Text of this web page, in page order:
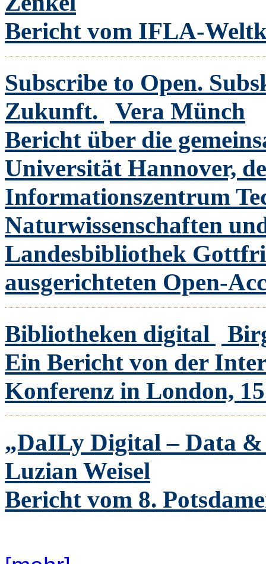
Bericht vom IFLA-
Subscribe to Open.
Zukunft.
Vera Münch
Bericht über die
Universität Hannover,
Informationszentrum
Naturwissenschaften
Landesbibliothek
ausgerichteten Open-
Bibliotheken digital
Ein Bericht von der
Konferenz in London,
„DaILy Digital – Data
Luzian Weisel
Bericht vom 8.